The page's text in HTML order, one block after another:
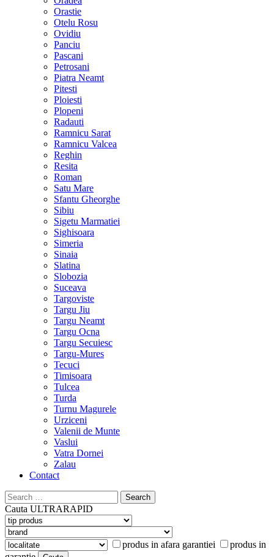
Orastie
Otelu Rosu
Ovidiu
Panciu
Pascani
Petrosani
Piatra Neamt
Pitesti
Ploiesti
Plopeni
Radauti
Ramnicu Sarat
Ramnicu Valcea
Reghin
Resita
Roman
Satu Mare
Sfantu Gheorghe
Sibiu
Sigetu Marmatiei
Sighisoara
Simeria
Sinaia
Slatina
Slobozia
Suceava
Targoviste
Targu Jiu
Targu Neamt
Targu Ocna
Targu Secuiesc
Targu-Mures
Tecuci
Timisoara
Tulcea
Turda
Turnu Magurele
Urziceni
Valenii de Munte
Vaslui
Vatra Dornei
Zalau
Contact
Search
for:
Cauta ULTRARAPID
produs in afara garantiei
produs in